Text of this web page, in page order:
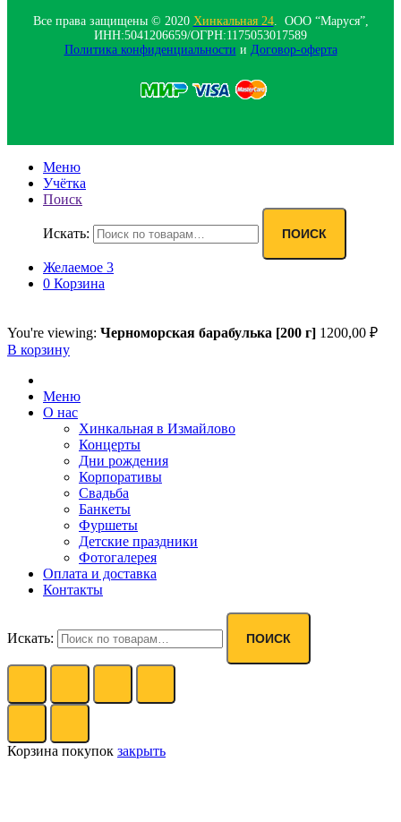
Все права защищены © 2020 Хинкальная 24. ООО “Маруся”,
ИНН:5041206659/ОГРН:1175053017589
Политика конфиденциальности‍ и Договор-оферта
Меню
Учётка
Поиск
Искать: ПОИСК
Желаемое 3
0 Корзина
You're viewing: Черноморская барабулька [200 г] 1200,00 ₽
В корзину
Меню
О нас
Хинкальная в Измайлово
Концерты
Дни рождения
Корпоративы
Свадьба
Банкеты
Фуршеты
Детские праздники
Фотогалерея
Оплата и доставка
Контакты
Искать: ПОИСК
Корзина покупок закрыть